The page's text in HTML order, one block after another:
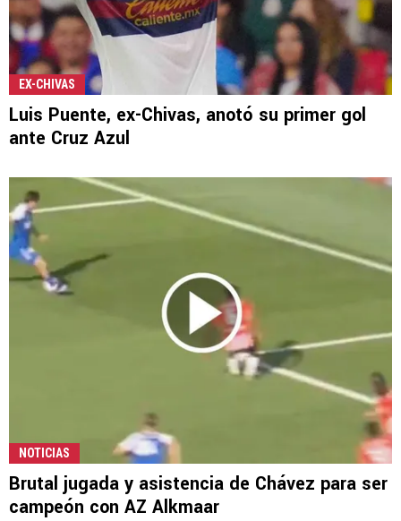
EX-CHIVAS
Luis Puente, ex-Chivas, anotó su primer gol
ante Cruz Azul
NOTICIAS
Brutal jugada y asistencia de Chávez para ser
campeón con AZ Alkmaar